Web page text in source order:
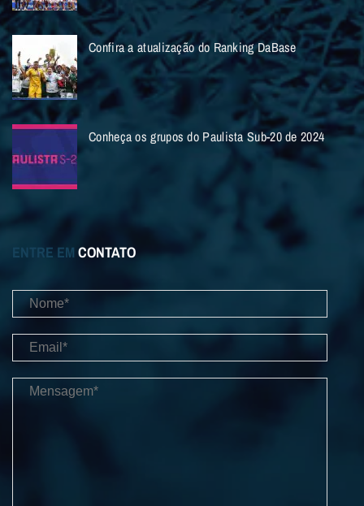
Confira a atualização do Ranking DaBase
Conheça os grupos do Paulista Sub-20 de 2024
ENTRE EM CONTATO